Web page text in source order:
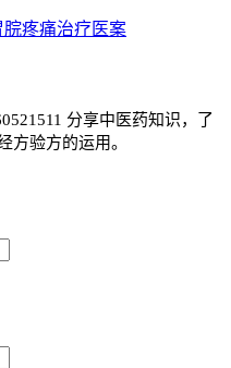
疼痛治疗医案
分享中医药知识，了
方验方的运用。